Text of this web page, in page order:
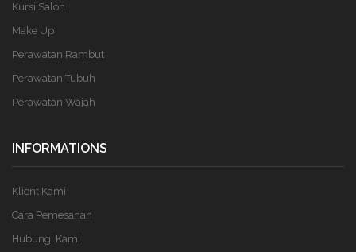
Kursi Salon
Make Up
Perawatan Rambut
Perawatan Tubuh
Perawatan Wajah
INFORMATIONS
Klient Kami
Cara Pemesanan
Hubungi Kami